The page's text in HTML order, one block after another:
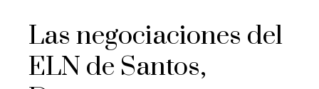
Las negociaciones del
ELN de Santos,